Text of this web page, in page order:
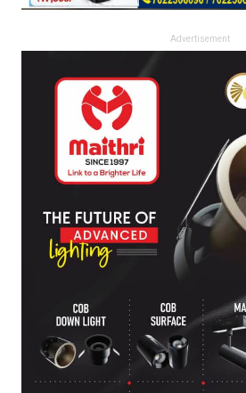
Advertisement